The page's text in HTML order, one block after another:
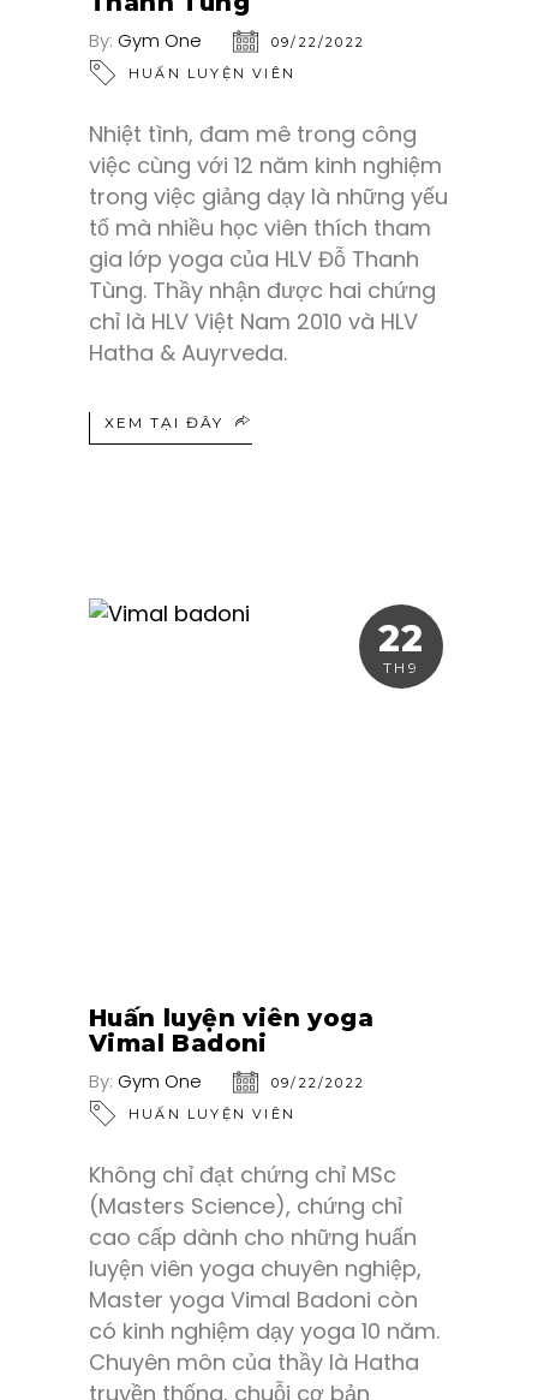
By: Gym One
09/22/2022
HUẤN LUYỆN VIÊN
Nhiệt tình, đam mê trong công
việc cùng với 12 năm kinh nghiệm
trong việc giảng dạy là những yếu
tố mà nhiều học viên thích tham
gia lớp yoga của HLV Đỗ Thanh
Tùng. Thầy nhận được hai chứng
chỉ là HLV Việt Nam 2010 và HLV
Hatha & Auyrveda.
XEM TẠI ĐÂY
22
TH9
Huấn luyện viên yoga
Vimal Badoni
By: Gym One
09/22/2022
HUẤN LUYỆN VIÊN
Không chỉ đạt chứng chỉ MSc
(Masters Science), chứng chỉ
cao cấp dành cho những huấn
luyện viên yoga chuyên nghiệp,
Master yoga Vimal Badoni còn
có kinh nghiệm dạy yoga 10 năm.
Chuyên môn của thầy là Hatha
truyền thống, chuỗi cơ bản